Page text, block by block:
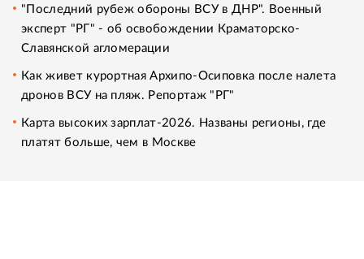
"Последний рубеж обороны ВСУ в ДНР". Военный
эксперт "РГ" - об освобождении Краматорско-
Славянской агломерации
Как живет курортная Архипо-Осиповка после налета
дронов ВСУ на пляж. Репортаж "РГ"
Карта высоких зарплат-2026. Названы регионы, где
платят больше, чем в Москве